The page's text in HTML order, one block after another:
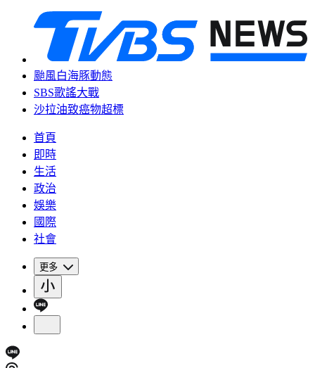
颱風白海豚動態
SBS歌謠大戰
沙拉油致癌物超標
首頁
即時
生活
政治
娛樂
國際
社會
更多